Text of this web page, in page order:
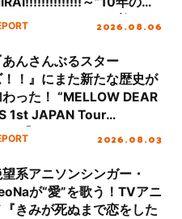
を経てファイナルを迎える
2026.08.06
あんさんぶるスター
！！』にまた新たな歴史が
わった！ “MELLOW DEAR
1st JAPAN Tour
「NICE to meet YOU
ト!!
2026.08.03
系アニソンシンガー・
が“愛”を歌う！TVアニ
『きみが死ぬまで恋をした